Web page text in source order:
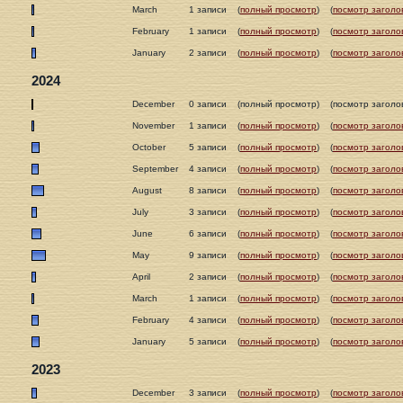
March 1 записи (полный просмотр) (посмотр
February 1 записи (полный просмотр) (посмотр
January 2 записи (полный просмотр) (посмотр
2024
December 0 записи (полный просмотр) (посмотр
November 1 записи (полный просмотр) (посмотр
October 5 записи (полный просмотр) (посмотр
September 4 записи (полный просмотр) (посмотр
August 8 записи (полный просмотр) (посмотр
July 3 записи (полный просмотр) (посмотр
June 6 записи (полный просмотр) (посмотр
May 9 записи (полный просмотр) (посмотр
April 2 записи (полный просмотр) (посмотр
March 1 записи (полный просмотр) (посмотр
February 4 записи (полный просмотр) (посмотр
January 5 записи (полный просмотр) (посмотр
2023
December 3 записи (полный просмотр) (посмотр